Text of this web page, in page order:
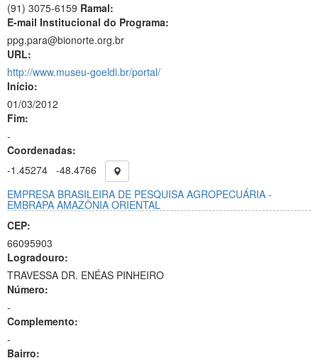
(91) 3075-6159 Ramal:
E-mail Institucional do Programa:
ppg.para@bionorte.org.br
URL:
http://www.museu-goeldi.br/portal/
Início:
01/03/2012
Fim:
-
Coordenadas:
-1.45274 -48.4766
EMPRESA BRASILEIRA DE PESQUISA AGROPECUÁRIA -
EMBRAPA AMAZÔNIA ORIENTAL
CEP:
66095903
Logradouro:
TRAVESSA DR. ENÉAS PINHEIRO
Número:
-
Complemento:
-
Bairro: